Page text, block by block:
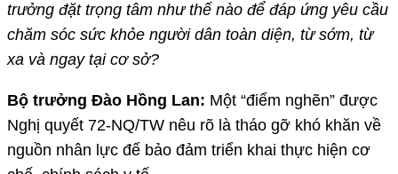
trưởng đặt trọng tâm như thế nào để đáp ứng yêu cầu
chăm sóc sức khỏe người dân toàn diện, từ sớm, từ
xa và ngay tại cơ sở?
Bộ trưởng Đào Hồng Lan: Một “điểm nghẽn” được
Nghị quyết 72-NQ/TW nêu rõ là tháo gỡ khó khăn về
nguồn nhân lực để bảo đảm triển khai thực hiện cơ